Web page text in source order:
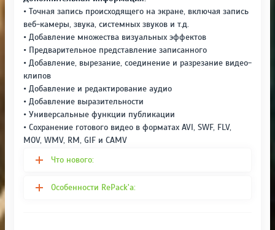
• Точная запись происходящего на экране, включая запись
веб-камеры, звука, системных звуков и т.д.
• Добавление множества визуальных эффектов
• Предварительное представление записанного
• Добавление, вырезание, соединение и разрезание видео-
клипов
• Добавление и редактирование аудио
• Добавление выразительности
• Универсальные функции публикации
• Сохранение готового видео в форматах AVI, SWF, FLV,
MOV, WMV, RM, GIF и CAMV
Что нового:
Особенности RePack'а: